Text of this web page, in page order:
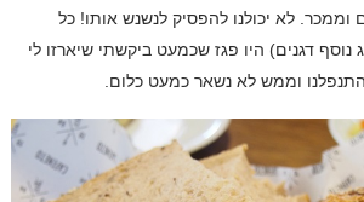
לא יכולנו להפסיק לנשנש אותו! כל
נוסף דגנים) היו פגז שכמעט ביקשתי שיארזו לי
וממש לא נשאר כמעט כלום.